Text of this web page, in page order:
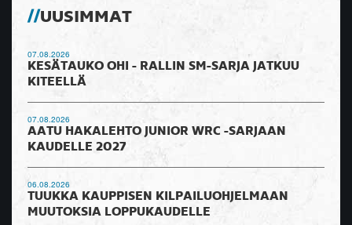
UUSIMMAT
07.08.2026
KESÄTAUKO OHI - RALLIN SM-SARJA JATKUU
KITEELLÄ
07.08.2026
AATU HAKALEHTO JUNIOR WRC -SARJAAN
KAUDELLE 2027
06.08.2026
TUUKKA KAUPPISEN KILPAILUOHJELMAAN
MUUTOKSIA LOPPUKAUDELLE